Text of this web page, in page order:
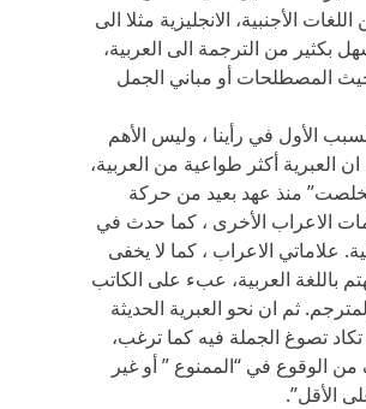
الأجنبية، الانجليزية مثلا الى
بكثير من الترجمة الى العربية،
المصطلحات أو مباني الجمل
الأول في رأينا ، وليس الأهم
العبرية أكثر طواعية من العربية،
منذ عهد بعيد من حركة
الاعراب الأخرى ، كما حدث في
علاماتي الاعراب ، كما لا يخفى
باللغة العربية، عبء على الكاتب
ثم ان نحو العبرية الحديثة
تصوغ الجملة فيه كما ترغب،
الوقوع في “الممنوع ” أو غير
الأقل”.